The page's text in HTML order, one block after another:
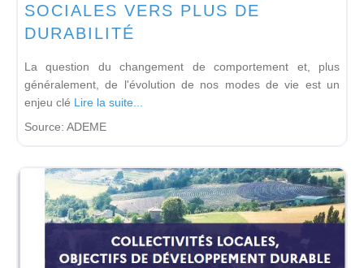
SOCIALES VERS PLUS DE
DURABILITÉ
La question du changement de comportement et, plus
généralement, de l'évolution de nos modes de vie est un
enjeu clé Lire la suite...
Source: ADEME